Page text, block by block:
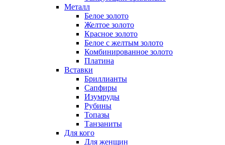
Металл
Белое золото
Желтое золото
Красное золото
Белое с желтым золото
Комбинированное золото
Платина
Вставки
Бриллианты
Сапфиры
Изумруды
Рубины
Топазы
Танзаниты
Для кого
Для женщин